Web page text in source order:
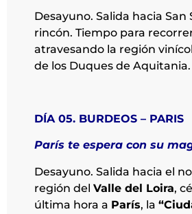
Desayuno. Salida hacia
rincón. Tiempo para
atravesando la región
de los Duques de
DÍA 05. BURDEOS – PARIS
París te espera con su
Desayuno. Salida hacia el
región del Valle del Loira,
última hora a París, la